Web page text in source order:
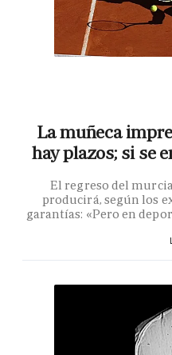
La muñeca
hay plazos; si se
El regreso del
producirá, según los
garantías: «Pero en